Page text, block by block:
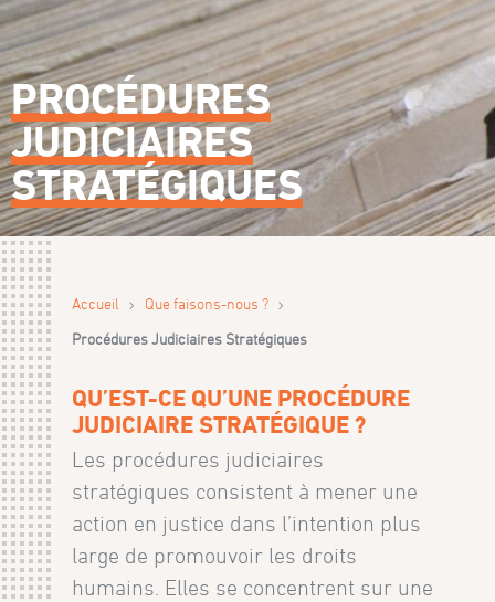
PROCÉDURES
JUDICIAIRES
STRATÉGIQUES
Accueil › Que faisons-nous ? ›
Procédures Judiciaires Stratégiques
QU’EST-CE QU’UNE PROCÉDURE
JUDICIAIRE STRATÉGIQUE ?
Les procédures judiciaires
stratégiques consistent à mener une
action en justice dans l’intention plus
large de promouvoir les droits
humains. Elles se concentrent sur une